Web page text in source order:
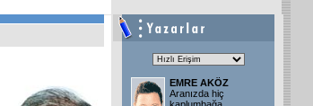
EMRE AKÖZ
Aranızda hiç